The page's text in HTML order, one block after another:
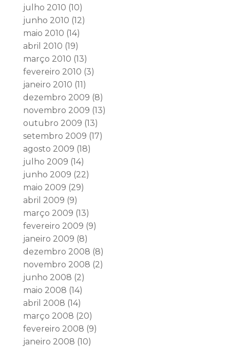
julho 2010 (10)
junho 2010 (12)
maio 2010 (14)
abril 2010 (19)
março 2010 (13)
fevereiro 2010 (3)
janeiro 2010 (11)
dezembro 2009 (8)
novembro 2009 (13)
outubro 2009 (13)
setembro 2009 (17)
agosto 2009 (18)
julho 2009 (14)
junho 2009 (22)
maio 2009 (29)
abril 2009 (9)
março 2009 (13)
fevereiro 2009 (9)
janeiro 2009 (8)
dezembro 2008 (8)
novembro 2008 (2)
junho 2008 (2)
maio 2008 (14)
abril 2008 (14)
março 2008 (20)
fevereiro 2008 (9)
janeiro 2008 (10)